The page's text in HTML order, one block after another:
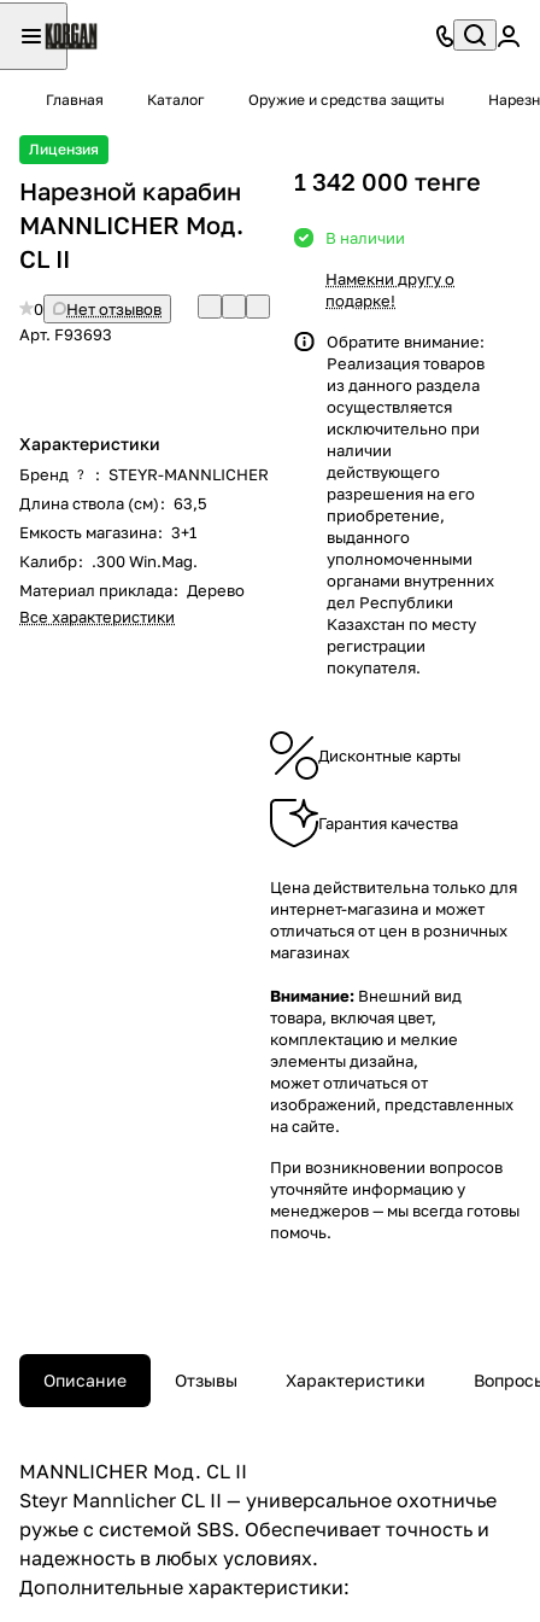
Главная Каталог Оружие и средства защиты
Лицензия
Нарезной карабин
MANNLICHER Moд.
CL II
0
Нет отзывов
Арт. F93693
Характеристики
Бренд ? : STEYR-MANNLICHER
Длина ствола (см): 63,5
Емкость магазина: 3+1
Калибр: .300 Win.Mag.
Материал приклада: Дерево
Все характеристики
1 342 000 тенге
В наличии
Намекни другу о
подарке!
Обратите внимание:
Реализация товаров
из данного раздела
осуществляется
исключительно при
наличии
действующего
разрешения на его
приобретение,
выданного
уполномоченными
органами внутренних
дел Республики
Казахстан по месту
регистрации
покупателя.
Дисконтные карты
Гарантия качества
Цена действительна только для
интернет-магазина и может
отличаться от цен в розничных
магазинах
Внимание: Внешний вид
товара, включая цвет,
комплектацию и мелкие
элементы дизайна,
может отличаться от
изображений, представленных
на сайте.
При возникновении вопросов
уточняйте информацию у
менеджеров— мы всегда готовы
помочь.
Описание Отзывы Характеристики
MANNLICHER Мод. CL II
Steyr Mannlicher CL II — универсальное охотничье
ружье с системой SBS. Обеспечивает точность и
надежность в любых условиях.
Дополнительные характеристики: